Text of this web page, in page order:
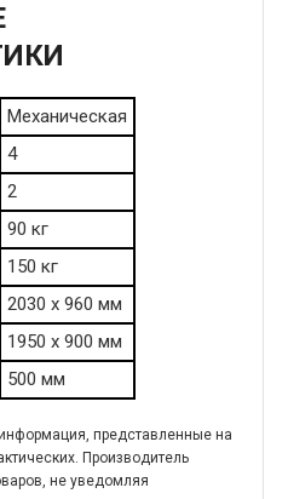
Механическая
4
2
90 кг
150 кг
2030 х 960 мм
1950 х 900 мм
500 мм
представленные на
Производитель
не уведомляя